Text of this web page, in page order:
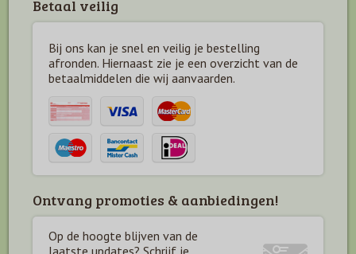
Betaal veilig
Bij ons kan je snel en veilig je bestelling
afronden. Hiernaast zie je een overzicht van de
betaalmiddelen die wij aanvaarden.
Ontvang promoties & aanbiedingen!
Op de hoogte blijven van de